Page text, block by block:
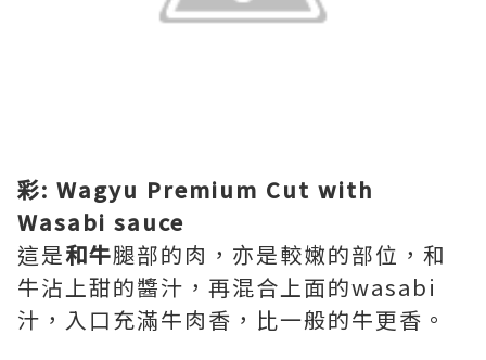
彩: Wagyu Premium Cut with
Wasabi sauce
這是和牛腿部的肉，亦是較嫩的部位，和
牛沾上甜的醬汁，再混合上面的wasabi
汁，入口充滿牛肉香，比一般的牛更香。